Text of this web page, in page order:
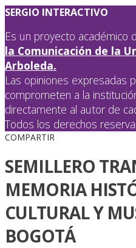
SERGIO INTERACTIVO
Es un proyecto académico
la Comunicación de la
Arboleda.
Las opiniones expresadas
comprometen a la
directamente al autor de
Todos los derechos
COMPARTIR
SEMILLERO
MEMORIA
CULTURAL Y
BOGOTÁ